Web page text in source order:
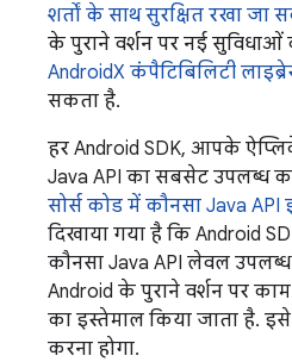
शर्तों के साथ सुरक्षित रखा जा
के पुराने वर्शन पर नई
AndroidX कंपैटिबिलिटी
सकता है.
हर Android SDK, आपके
Java API का सबसेट उपलब्ध
सोर्स कोड में कौनसा Java
दिखाया गया है कि Android
कौनसा Java API लेवल
Android के पुराने वर्शन पर
का इस्तेमाल किया जाता है.
करना होगा.